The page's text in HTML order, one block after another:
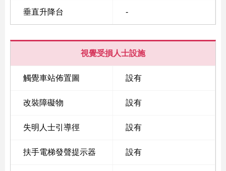
垂直升降台 -
視覺受損人士設施
觸覺車站佈置圖 設有
改裝障礙物 設有
失明人士引導徑 設有
扶手電梯發聲提示器 設有